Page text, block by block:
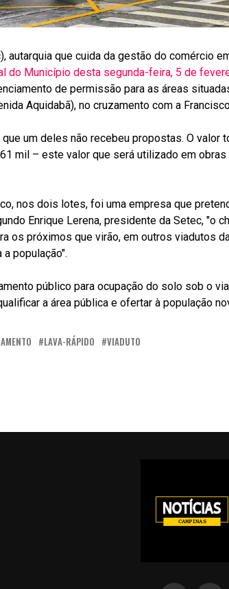
autarquia que cuida da gestão do comércio
do Município desta segunda-feira, 5 de
de permissão para as áreas
Aquidabã), no cruzamento com a
um deles não recebeu propostas. O valor
mil – este valor que será utilizado em obras
nos dois lotes, foi uma empresa que
Enrique Lerena, presidente da Setec, "o
os próximos que virão, em outros viadutos
população".
público para ocupação do solo sob o
a área pública e ofertar à população
LAVA-RÁPIDO VIADUTO